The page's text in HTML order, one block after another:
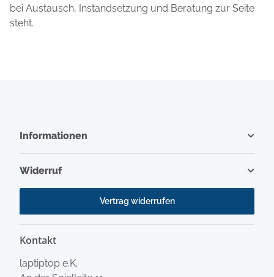
bei Austausch, Instandsetzung und Beratung zur Seite
steht.
Informationen
Widerruf
Vertrag widerrufen
Kontakt
laptiptop e.K.